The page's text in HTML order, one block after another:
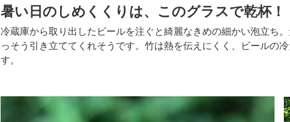
暑い日のしめくくりは、このグラスで乾杯！
冷蔵庫から取り出したビールを注ぐと綺麗なきめの細かい泡立ち
っそう引き立ててくれそうです。竹は熱を伝えにくく、ビールの
す。